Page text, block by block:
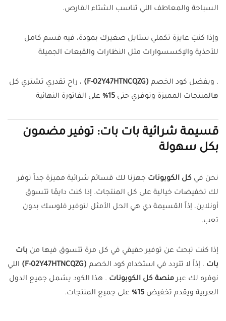
السباحة والمعاطف اللي تناسب الشتاء القارص.
وإذا كنتِ عايزة تكملي ستايل صغيرك بمودة، فيه قسم كامل
للأحذية والإكسسوارات مثل النظارات والقبعات الجميلة
. وبفضل كود الخصم (F-02Y47HTNCQZG)
، راح تقدري تشتري كل
هالمنتجات المميزة وتوفري حتى 15% على الفاتورة النهائية
قسيمة شرائية بات بات: توفير مضمون
بكل سهولة
نحن في كل الكوبونات جهزنا لك قسائم شرائية مميزة جداً توفر
لك تخفيضات خيالية على كل المنتجات. إذا كنت دايمًا تتسوق
أونلاين، إذاً القسيمة دي هي الحل الأمثل لتوفير فلوسك بدون
تعب.
إذا كنت تبحث عن توفير حقيقي في كل مرة تتسوق فيها من بات
بات ، إذاً لا تتردد في استخدام كود الخصم (F-02Y47HTNCQZG)
اللي
نوفره لك عبرمنصة كل الكوبونات . هذا الكود يشمل جميع الدول
العربية ويقدم تخفيض 15% على جميع المنتجات.